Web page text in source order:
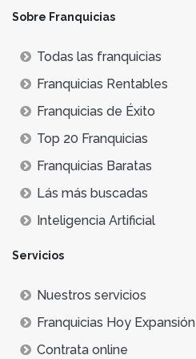
Sobre Franquicias
Todas las franquicias
Franquicias Rentables
Franquicias de Éxito
Top 20 Franquicias
Franquicias Baratas
Lás más buscadas
Inteligencia Artificial
Servicios
Nuestros servicios
Franquicias Hoy Expansión
Contrata online